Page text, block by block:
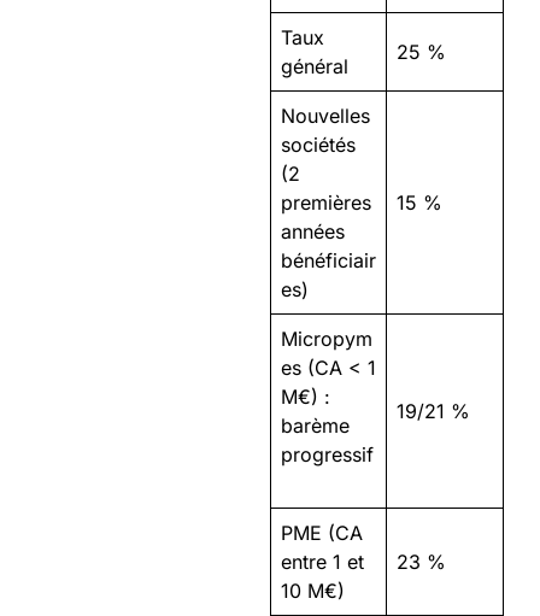
Taux
général
25 %
Nouvelles
sociétés
(2
premières
années
bénéficiair
es)
15 %
Micropym
es (CA < 1
M€) :
barème
progressif
19/21 %
PME (CA
entre 1 et
10 M€)
23 %